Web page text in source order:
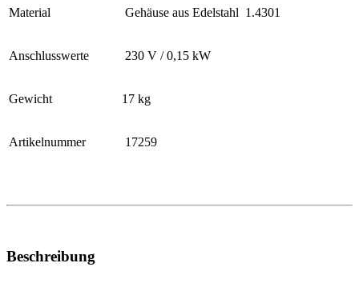
Material Gehäuse aus Edelstahl 1.4301
Anschlusswerte 230 V / 0,15 kW
Gewicht 17 kg
Artikelnummer 17259
Beschreibung